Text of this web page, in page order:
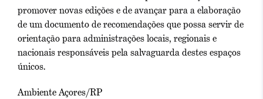
promover novas edições e de avançar para a elaboração
de um documento de recomendações que possa servir de
orientação para administrações locais, regionais e
nacionais responsáveis pela salvaguarda destes espaços
únicos.
Ambiente Açores/RP